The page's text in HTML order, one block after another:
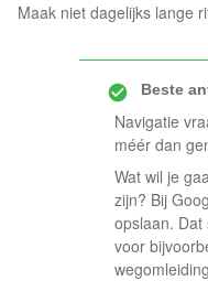
Maak niet dagelijks lange
Beste
Navigatie
méér dan
Wat wil je
zijn? Bij
opslaan.
voor